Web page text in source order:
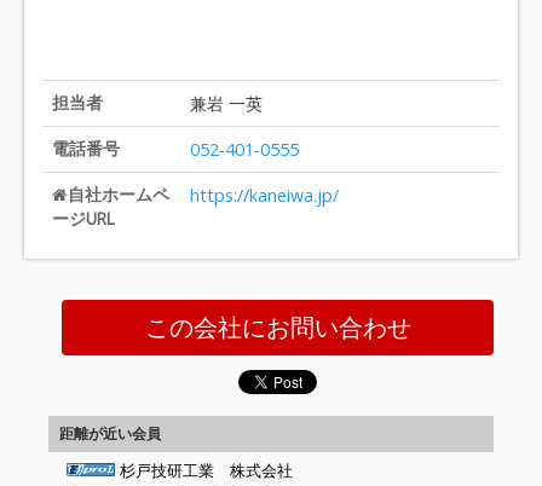
担当者
兼岩 一英
電話番号
052-401-0555
自社ホームペ
ージURL
https://kaneiwa.jp/
この会社にお問い合わせ
距離が近い会員
杉戸技研工業 株式会社